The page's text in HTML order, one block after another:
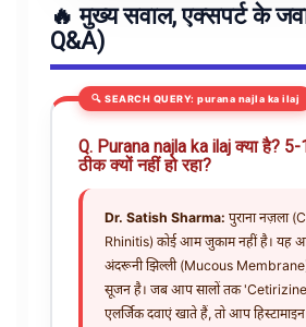
🔥 मुख्य सवाल, एक्सपर्ट के
Q&A)
🔍 SEARCH QUERY: purana najla ka ilaj
Q. Purana najla ka ilaj क्या है?
ठीक क्यों नहीं हो रहा?
Dr. Satish Sharma: पुराना नज़ला
Rhinitis) कोई आम जुकाम नहीं है। यह
अंदरूनी झिल्ली (Mucous
सूजन है। जब आप सालों तक 'Cetirizine'
एलर्जिक दवाएं खाते हैं, तो आप